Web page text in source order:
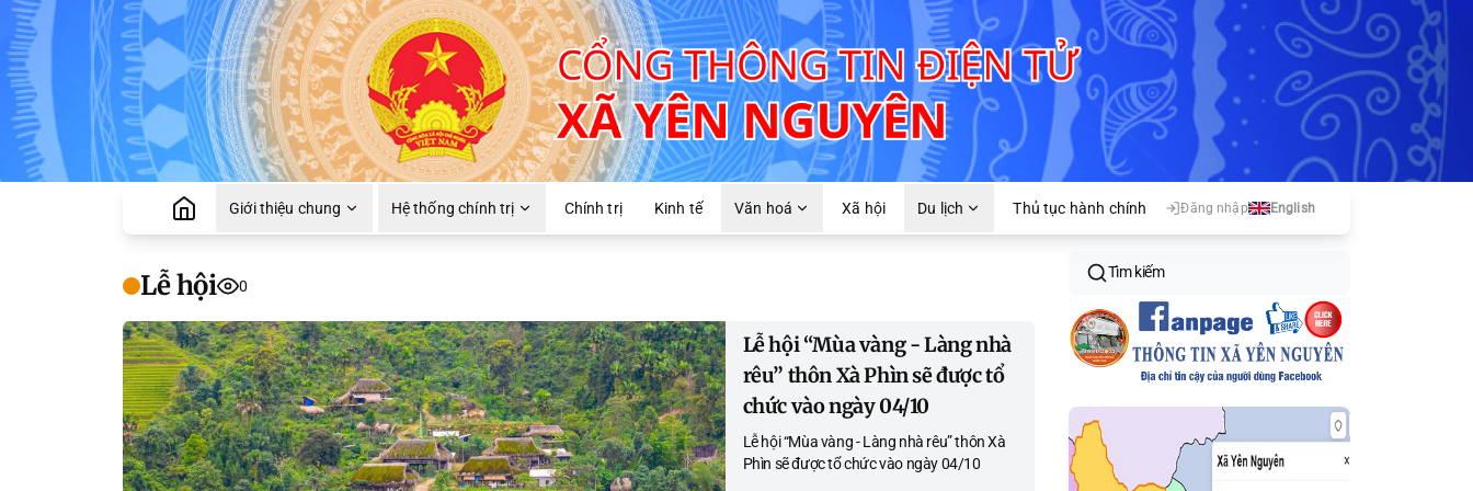
Giới thiệu chung Hệ thống chính trị Chính trị Kinh tế Văn hoá Xã hội Du lịch Thủ tục hành chính Đăng nhập English
Lễ hội 0
Lễ hội “Mùa vàng - Làng nhà
rêu” thôn Xà Phìn sẽ được tổ
chức vào ngày 04/10
Lễ hội “Mùa vàng - Làng nhà rêu” thôn Xà
Phìn sẽ được tổ chức vào ngày 04/10
Tìm kiếm